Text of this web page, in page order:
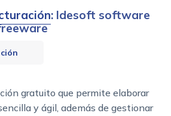
: Idesoft software
gratuito que permite elaborar
y ágil, además de gestionar